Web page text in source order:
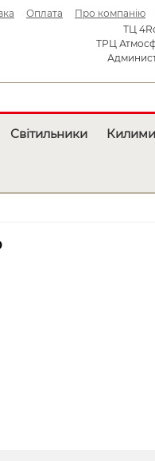
Оплата Про компанію
ТЦ
ТРЦ
Світильники Килими